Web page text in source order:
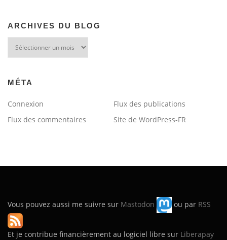
ARCHIVES DU BLOG
MÉTA
Connexion
Flux des publications
Flux des commentaires
Site de WordPress-FR
Vous pouvez aussi me suivre sur Mastodon ou par RSS
Et je contribue financièrement au logiciel libre sur Liberapay